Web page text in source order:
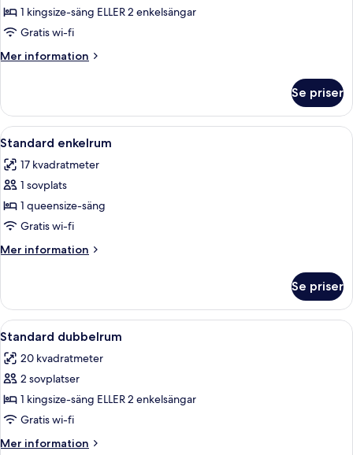
1 kingsize-säng ELLER 2 enkelsängar
Gratis wi-fi
Mer information
Mer
dubbelrum
Se priser
Öppna
alla
foton
för
Standard
enkelrum
Standard enkelrum | Sängtillbehör
8
Standard enkelrum
17 kvadratmeter
1 sovplats
1 queensize-säng
Gratis wi-fi
Mer information
Mer
enkelrum
Se priser
Öppna
alla
foton
för
Standard
dubbelrum
Ett hotellrum med en stor säng, ett
6
Standard dubbelrum
20 kvadratmeter
2 sovplatser
1 kingsize-säng ELLER 2 enkelsängar
Gratis wi-fi
Mer information
Mer